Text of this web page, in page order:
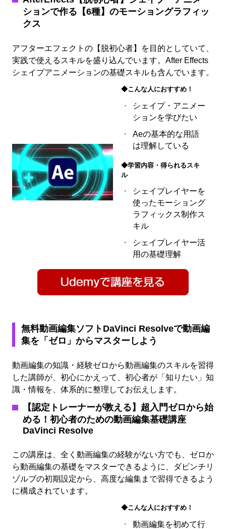
ションで作る【6種】のモーショングラフィッ
クス
アフターエフェクトの【脱初心者】を目的としていて、
実践で使えるスキルを盛り込んでいます。After Effects
シェイプアニメーションの基礎スキルも含んでいます。
◆こんな人におすすめ！
シェイプ・アニメー
ションを学びたい
Aeの基本的な用語
は理解している
◆学習内容・得られるスキ
ル
シェイプレイヤーを
使ったモーショング
ラフィックス制作ス
キル
シェイプレイヤー活
用の基礎理解
無料動画編集ソフトDaVinci Resolveで動画編
集を「ゼロ」からマスターしよう
動画編集の知識・経験ゼロから動画編集のスキルを習得
した講師が、初心にかえって、初心者が「知りたい」知
識・情報を、体系的に整理してお伝えします。
【認定トレーナーが教える】超入門ゼロから始
める！初心者のための動画編集基礎講座
DaVinci Resolve
この講座は、全く動画編集の経験がない方でも、ゼロか
ら動画編集の基礎をマスターできるように、ダビンチリ
ゾルブの初期設定から、高度な編集まで習得できるよう
に構成されています。
◆こんな人におすすめ！
動画編集を初めて行